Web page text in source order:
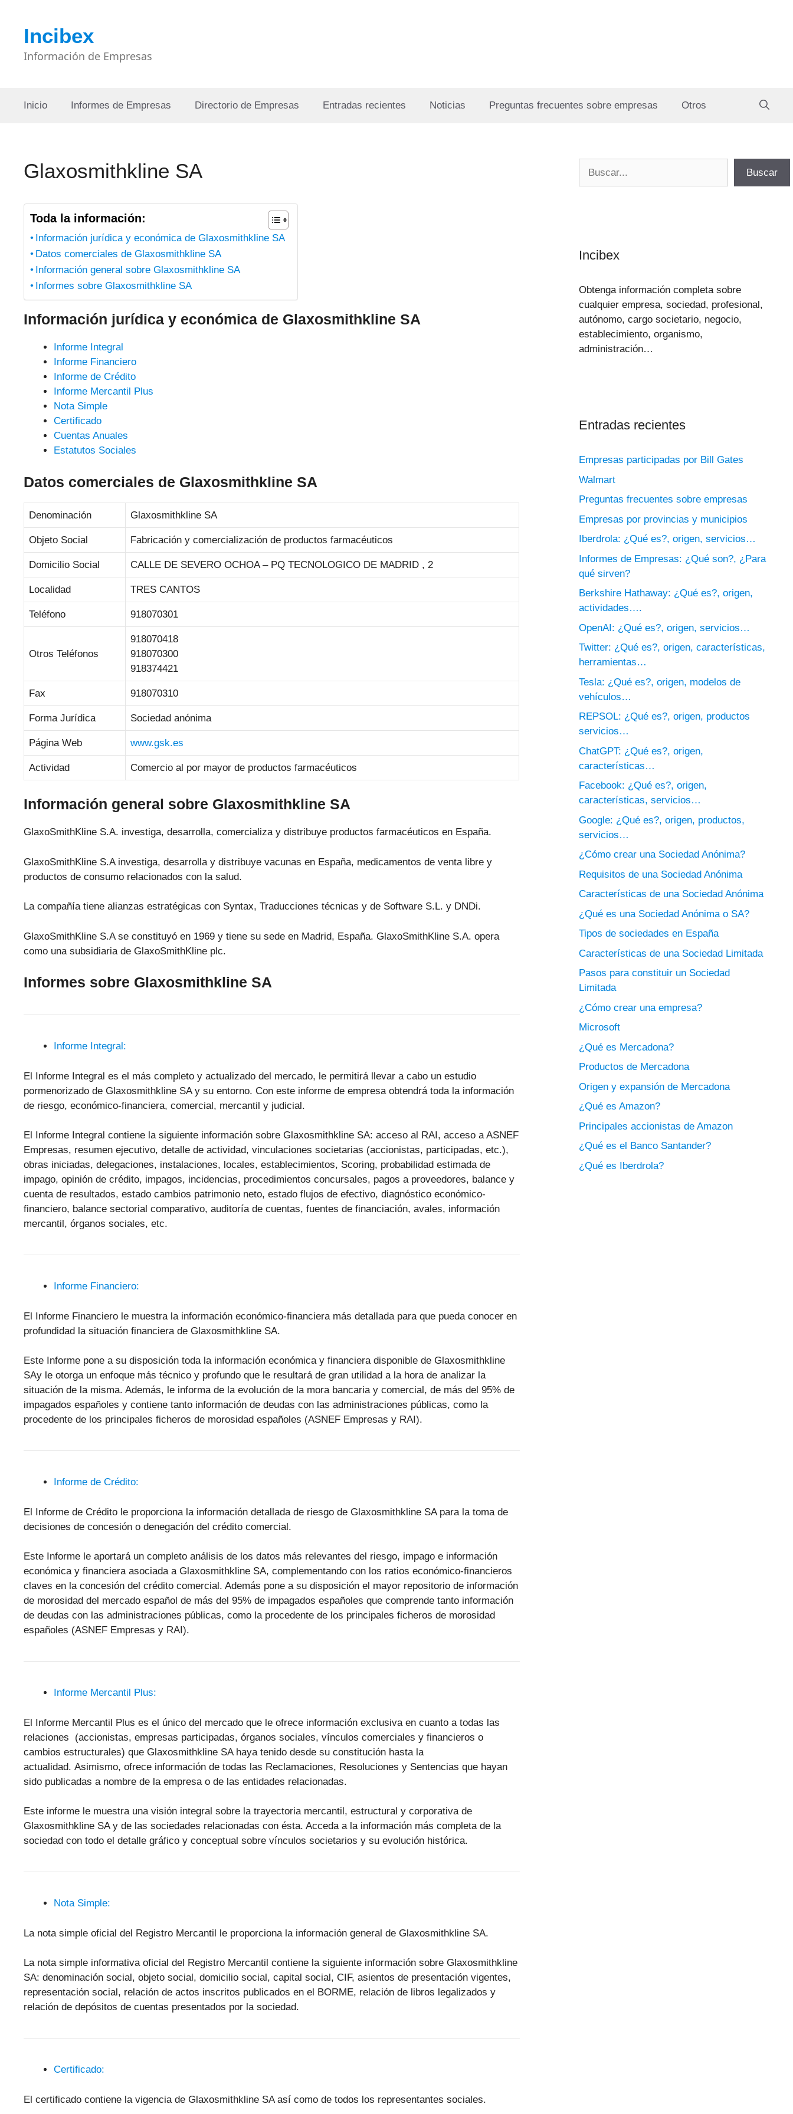
contenidoIncibex
Información de Empresas
Inicio Informes de Empresas Directorio de Empresas Entradas recientes Noticias Preguntas frecuentes sobre empresas Otros
Glaxosmithkline SA
Toda la información:
Información jurídica y económica de Glaxosmithkline SA
Datos comerciales de Glaxosmithkline SA
Información general sobre Glaxosmithkline SA
Informes sobre Glaxosmithkline SA
Información jurídica y económica de Glaxosmithkline SA
Informe Integral
Informe Financiero
Informe de Crédito
Informe Mercantil Plus
Nota Simple
Certificado
Cuentas Anuales
Estatutos Sociales
Datos comerciales de Glaxosmithkline SA
Denominación Glaxosmithkline SA
Objeto Social Fabricación y comercialización de productos farmacéuticos
Domicilio Social CALLE DE SEVERO OCHOA – PQ TECNOLOGICO DE MADRID , 2
Localidad TRES CANTOS
Teléfono 918070301
Otros Teléfonos
918070418
918070300
918374421
Fax 918070310
Forma Jurídica Sociedad anónima
Página Web www.gsk.es
Actividad Comercio al por mayor de productos farmacéuticos
Información general sobre Glaxosmithkline SA
GlaxoSmithKline S.A. investiga, desarrolla, comercializa y distribuye productos farmacéuticos en España.
GlaxoSmithKline S.A investiga, desarrolla y distribuye vacunas en España, medicamentos de venta libre y
productos de consumo relacionados con la salud.
La compañía tiene alianzas estratégicas con Syntax, Traducciones técnicas y de Software S.L. y DNDi.
GlaxoSmithKline S.A se constituyó en 1969 y tiene su sede en Madrid, España. GlaxoSmithKline S.A. opera
como una subsidiaria de GlaxoSmithKline plc.
Informes sobre Glaxosmithkline SA
Informe Integral:
El Informe Integral es el más completo y actualizado del mercado, le permitirá llevar a cabo un estudio
pormenorizado de Glaxosmithkline SA y su entorno. Con este informe de empresa obtendrá toda la información
de riesgo, económico-financiera, comercial, mercantil y judicial.
El Informe Integral contiene la siguiente información sobre Glaxosmithkline SA: acceso al RAI, acceso a ASNEF
Empresas, resumen ejecutivo, detalle de actividad, vinculaciones societarias (accionistas, participadas, etc.),
obras iniciadas, delegaciones, instalaciones, locales, establecimientos, Scoring, probabilidad estimada de
impago, opinión de crédito, impagos, incidencias, procedimientos concursales, pagos a proveedores, balance y
cuenta de resultados, estado cambios patrimonio neto, estado flujos de efectivo, diagnóstico económico-
financiero, balance sectorial comparativo, auditoría de cuentas, fuentes de financiación, avales, información
mercantil, órganos sociales, etc.
Informe Financiero:
El Informe Financiero le muestra la información económico-financiera más detallada para que pueda conocer en
profundidad la situación financiera de Glaxosmithkline SA.
Este Informe pone a su disposición toda la información económica y financiera disponible de Glaxosmithkline
SAy le otorga un enfoque más técnico y profundo que le resultará de gran utilidad a la hora de analizar la
situación de la misma. Además, le informa de la evolución de la mora bancaria y comercial, de más del 95% de
impagados españoles y contiene tanto información de deudas con las administraciones públicas, como la
procedente de los principales ficheros de morosidad españoles (ASNEF Empresas y RAI).
Informe de Crédito:
El Informe de Crédito le proporciona la información detallada de riesgo de Glaxosmithkline SA para la toma de
decisiones de concesión o denegación del crédito comercial.
Este Informe le aportará un completo análisis de los datos más relevantes del riesgo, impago e información
económica y financiera asociada a Glaxosmithkline SA, complementando con los ratios económico-financieros
claves en la concesión del crédito comercial. Además pone a su disposición el mayor repositorio de información
de morosidad del mercado español de más del 95% de impagados españoles que comprende tanto información
de deudas con las administraciones públicas, como la procedente de los principales ficheros de morosidad
españoles (ASNEF Empresas y RAI).
Informe Mercantil Plus:
El Informe Mercantil Plus es el único del mercado que le ofrece información exclusiva en cuanto a todas las
relaciones (accionistas, empresas participadas, órganos sociales, vínculos comerciales y financieros o
cambios estructurales) que Glaxosmithkline SA haya tenido desde su constitución hasta la
actualidad. Asimismo, ofrece información de todas las Reclamaciones, Resoluciones y Sentencias que hayan
sido publicadas a nombre de la empresa o de las entidades relacionadas.
Este informe le muestra una visión integral sobre la trayectoria mercantil, estructural y corporativa de
Glaxosmithkline SA y de las sociedades relacionadas con ésta. Acceda a la información más completa de la
sociedad con todo el detalle gráfico y conceptual sobre vínculos societarios y su evolución histórica.
Nota Simple:
La nota simple oficial del Registro Mercantil le proporciona la información general de Glaxosmithkline SA.
La nota simple informativa oficial del Registro Mercantil contiene la siguiente información sobre Glaxosmithkline
SA: denominación social, objeto social, domicilio social, capital social, CIF, asientos de presentación vigentes,
representación social, relación de actos inscritos publicados en el BORME, relación de libros legalizados y
relación de depósitos de cuentas presentados por la sociedad.
Certificado:
El certificado contiene la vigencia de Glaxosmithkline SA así como de todos los representantes sociales.
Buscar
Incibex
Obtenga información completa sobre
cualquier empresa, sociedad, profesional,
autónomo, cargo societario, negocio,
establecimiento, organismo,
administración…
Entradas recientes
Empresas participadas por Bill Gates
Walmart
Preguntas frecuentes sobre empresas
Empresas por provincias y municipios
Iberdrola: ¿Qué es?, origen, servicios…
Informes de Empresas: ¿Qué son?, ¿Para
qué sirven?
Berkshire Hathaway: ¿Qué es?, origen,
actividades….
OpenAI: ¿Qué es?, origen, servicios…
Twitter: ¿Qué es?, origen, características,
herramientas…
Tesla: ¿Qué es?, origen, modelos de
vehículos…
REPSOL: ¿Qué es?, origen, productos
servicios…
ChatGPT: ¿Qué es?, origen,
características…
Facebook: ¿Qué es?, origen,
características, servicios…
Google: ¿Qué es?, origen, productos,
servicios…
¿Cómo crear una Sociedad Anónima?
Requisitos de una Sociedad Anónima
Características de una Sociedad Anónima
¿Qué es una Sociedad Anónima o SA?
Tipos de sociedades en España
Características de una Sociedad Limitada
Pasos para constituir un Sociedad
Limitada
¿Cómo crear una empresa?
Microsoft
¿Qué es Mercadona?
Productos de Mercadona
Origen y expansión de Mercadona
¿Qué es Amazon?
Principales accionistas de Amazon
¿Qué es el Banco Santander?
¿Qué es Iberdrola?